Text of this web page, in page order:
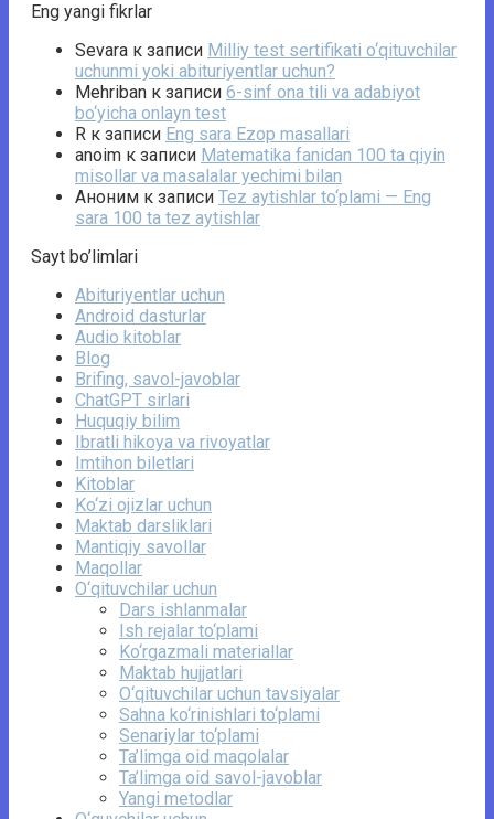
Eng yangi fikrlar
Sevara к записи Milliy test sertifikati o‘qituvchilar
uchunmi yoki abituriyentlar uchun?
Mehriban к записи 6-sinf ona tili va adabiyot
bo‘yicha onlayn test
R к записи Eng sara Ezop masallari
anoim к записи Matematika fanidan 100 ta qiyin
misollar va masalalar yechimi bilan
Аноним к записи Tez aytishlar to‘plami — Eng
sara 100 ta tez aytishlar
Sayt bo’limlari
Abituriyentlar uchun
Android dasturlar
Audio kitoblar
Blog
Brifing, savol-javoblar
ChatGPT sirlari
Huquqiy bilim
Ibratli hikoya va rivoyatlar
Imtihon biletlari
Kitoblar
Ko‘zi ojizlar uchun
Maktab darsliklari
Mantiqiy savollar
Maqollar
O‘qituvchilar uchun
Dars ishlanmalar
Ish rejalar to‘plami
Ko‘rgazmali materiallar
Maktab hujjatlari
O‘qituvchilar uchun tavsiyalar
Sahna ko‘rinishlari to‘plami
Senariylar to‘plami
Ta’limga oid maqolalar
Ta’limga oid savol-javoblar
Yangi metodlar